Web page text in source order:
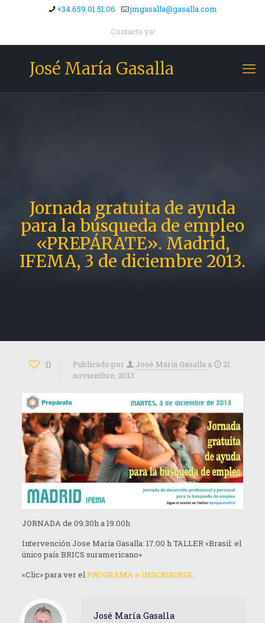
+34.659.01.51.06 jmgasalla@gasalla.com
Contacta ya!
José María Gasalla
Jornada gratuita de ayuda
para la búsqueda de empleo
«PREPÁRATE». Madrid,
IFEMA, 3 de diciembre 2013.
0 Publicado por José María Gasalla a
21
noviembre, 2013
JORNADA de 09.30h a 19.00h
Intervención Jose María Gasalla: 17.00 h TALLER «Brasil: el
único país BRICS suramericano»
«Clic» para ver elPROGRAMA e INSCRIBIRSE.
José María Gasalla